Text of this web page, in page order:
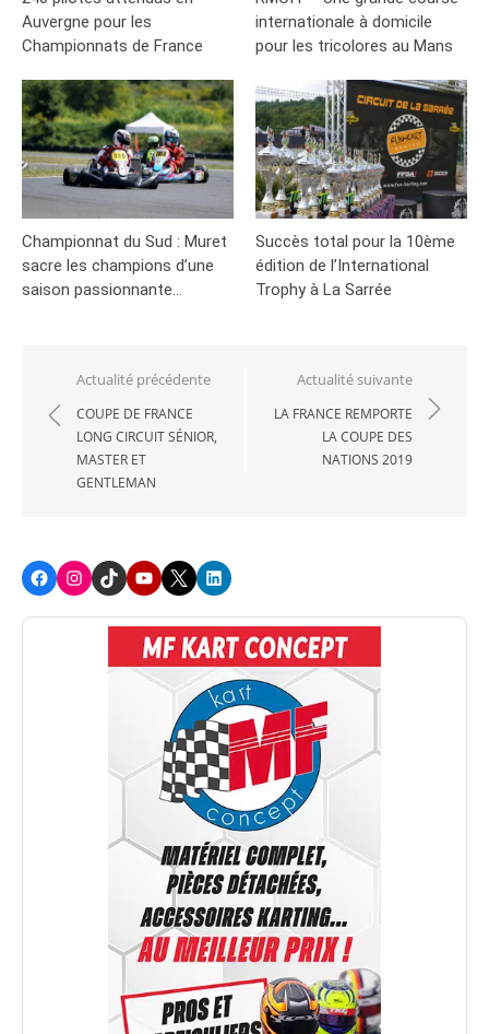
Auvergne pour les
Championnats de France
internationale à domicile
pour les tricolores au Mans
Championnat du Sud : Muret
sacre les champions d’une
saison passionnante…
Succès total pour la 10ème
édition de l’International
Trophy à La Sarrée
Navigation
de
l’article
Actualité précédente
COUPE DE FRANCE
LONG CIRCUIT SÉNIOR,
MASTER ET
GENTLEMAN
Actualité suivante
LA FRANCE REMPORTE
LA COUPE DES
NATIONS 2019
FacebookInstagram
TikTokYoutube
X LinkedIn